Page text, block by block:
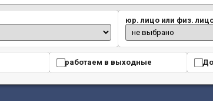
юр. лицо или физ.
работаем в выходные